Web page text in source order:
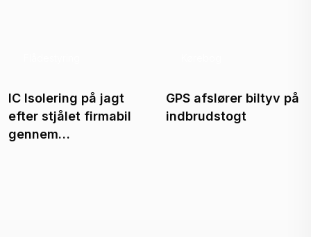
IC Isolering på jagt
efter stjålet firmabil
gennem…
GPS afslører biltyv på
indbrudstogt